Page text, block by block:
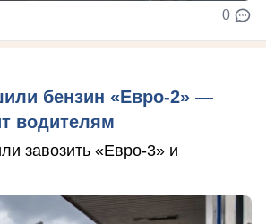
0
бензин «Евро-2» —
водителям
завозить «Евро-3» и